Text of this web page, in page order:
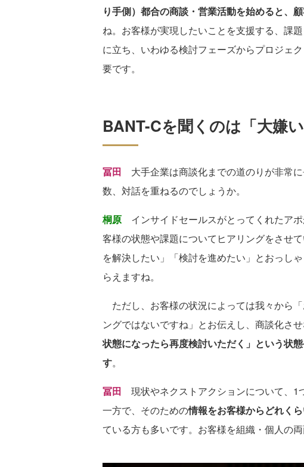
り手側）都合の商談・営業活動を始めると、
ね。お客様が実現したいことを支援する、課
に立ち、いわゆる検討フェーズからプロジェ
要です。
BANT-Cを聞くのは「大嫌
冨田 大手企業は商談化までの道のりが非常
数、対話を重ねるのでしょうか。
桐原 インサイドセールスがとってくれたア
客様の状態や課題についてヒアリングをさせ
を解決したい」「検討を進めたい」とおっし
らえますね。
ただし、お客様の状況によっては我々から
ングではないですね」とお伝えし、商談化さ
状態になったら再度検討いただく」という状
す。
冨田 現状やネクストアクションについて、1
一方で、そのための情報をお客様からどれく
ている方も多いです。お客様を組織・個人の